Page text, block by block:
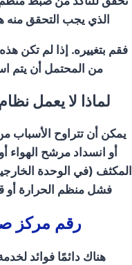
الذي يجب التحقق منه
فقم بتغييره. إذا لم تكن
من المحتمل أن يتم
لماذا لا يعمل
يمكن أن تتراوح الأسباب
أو انسداد مرشح
المكثف (في الوحدة
فشل منظم الحرارة أو
رقم مركز
هناك دائمًا فوائد